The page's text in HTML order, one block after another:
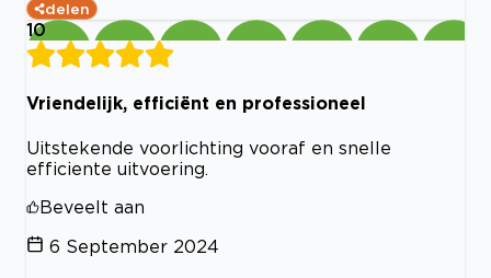
delen
10
Vriendelijk, efficiënt en professioneel
Uitstekende voorlichting vooraf en snelle
efficiente uitvoering.
Beveelt aan
6 September 2024